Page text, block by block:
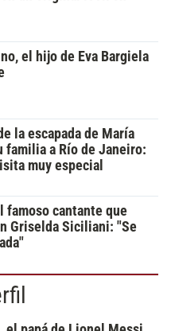
el hijo de Eva Bargiela
la escapada de María
familia a Río de Janeiro:
muy especial
famoso cantante que
Griselda Siciliani: "Se